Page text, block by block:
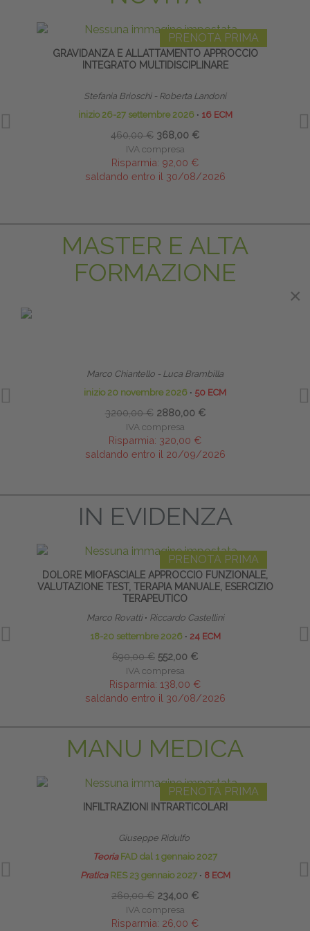
PRENOTA PRIMA
GRAVIDANZA E ALLATTAMENTO APPROCCIO
INTEGRATO MULTIDISCIPLINARE
Stefania Brioschi - Roberta Landoni
inizio 26-27 settembre 2026 ∙ 16 ECM
460,00 € 368,00 €
IVA compresa
Risparmia: 92,00 €
saldando entro il 30/08/2026
MASTER E ALTA
FORMAZIONE
Marco Chiantello - Luca Brambilla
inizio 20 novembre 2026 ∙ 50 ECM
3200,00 € 2880,00 €
IVA compresa
Risparmia: 320,00 €
saldando entro il 20/09/2026
IN EVIDENZA
PRENOTA PRIMA
DOLORE MIOFASCIALE APPROCCIO FUNZIONALE,
VALUTAZIONE TEST, TERAPIA MANUALE, ESERCIZIO
TERAPEUTICO
Marco Rovatti ∙ Riccardo Castellini
18-20 settembre 2026 ∙ 24 ECM
690,00 € 552,00 €
IVA compresa
Risparmia: 138,00 €
saldando entro il 30/08/2026
MANU MEDICA
PRENOTA PRIMA
INFILTRAZIONI INTRARTICOLARI
Giuseppe Ridulfo
Teoria FAD dal 1 gennaio 2027
PraticaRES 23 gennaio 2027 ∙ 8 ECM
260,00 € 234,00 €
IVA compresa
Risparmia: 26,00 €
×
×